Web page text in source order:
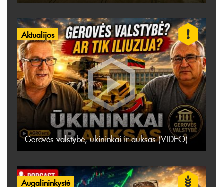
Aktualijos
Gerovės valstybė, ūkininkai ir auksas (VIDEO)
Augalininkystė